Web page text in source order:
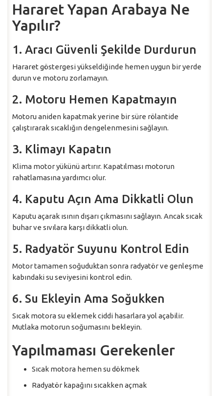
Hararet Yapan Arabaya Ne
Yapılır?
1. Aracı Güvenli Şekilde Durdurun
Hararet göstergesi yükseldiğinde hemen uygun bir yerde
durun ve motoru zorlamayın.
2. Motoru Hemen Kapatmayın
Motoru aniden kapatmak yerine bir süre rölantide
çalıştırarak sıcaklığın dengelenmesini sağlayın.
3. Klimayı Kapatın
Klima motor yükünü artırır. Kapatılması motorun
rahatlamasına yardımcı olur.
4. Kaputu Açın Ama Dikkatli Olun
Kaputu açarak ısının dışarı çıkmasını sağlayın. Ancak sıcak
buhar ve sıvılara karşı dikkatli olun.
5. Radyatör Suyunu Kontrol Edin
Motor tamamen soğuduktan sonra radyatör ve genleşme
kabındaki su seviyesini kontrol edin.
6. Su Ekleyin Ama Soğukken
Sıcak motora su eklemek ciddi hasarlara yol açabilir.
Mutlaka motorun soğumasını bekleyin.
Yapılmaması Gerekenler
Sıcak motora hemen su dökmek
Radyatör kapağını sıcakken açmak